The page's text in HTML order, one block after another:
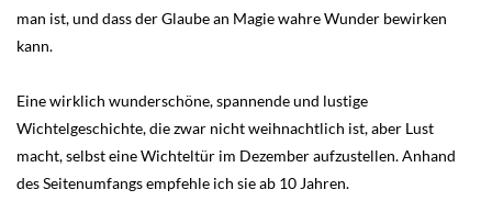
man ist, und dass der Glaube an Magie wahre Wunder bewirken
kann.
Eine wirklich wunderschöne, spannende und lustige
Wichtelgeschichte, die zwar nicht weihnachtlich ist, aber Lust
macht, selbst eine Wichteltür im Dezember aufzustellen. Anhand
des Seitenumfangs empfehle ich sie ab 10 Jahren.